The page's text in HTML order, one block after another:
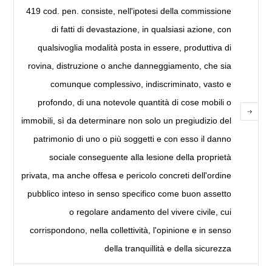
419 cod. pen. consiste, nell'ipotesi della commissione
di fatti di devastazione, in qualsiasi azione, con
qualsivoglia modalità posta in essere, produttiva di
rovina, distruzione o anche danneggiamento, che sia
comunque complessivo, indiscriminato, vasto e
profondo, di una notevole quantità di cose mobili o
immobili, sì da determinare non solo un pregiudizio del
patrimonio di uno o più soggetti e con esso il danno
sociale conseguente alla lesione della proprietà
privata, ma anche offesa e pericolo concreti dell'ordine
pubblico inteso in senso specifico come buon assetto
o regolare andamento del vivere civile, cui
corrispondono, nella collettività, l'opinione e in senso
della tranquillità e della sicurezza